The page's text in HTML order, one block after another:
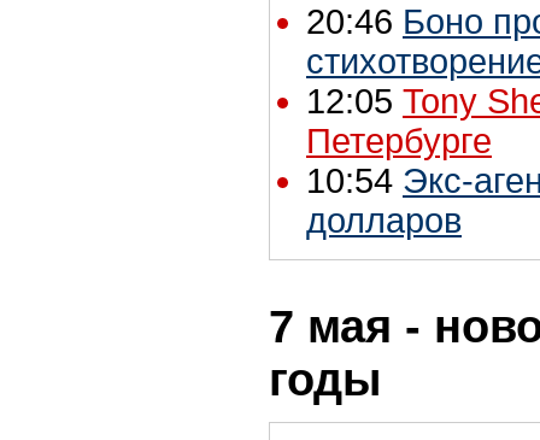
20:46 Боно
12:05 Tony
Петербурге
10:54 Экс-
долларов
7 мая -
годы